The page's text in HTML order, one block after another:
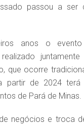
passou a ser
anos o
que ocorre
partir de 2024 terá
de Pará de Minas.
negócios e troca